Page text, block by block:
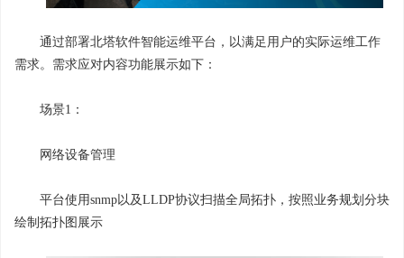
通过部署北塔软件智能运维平台，以满足用户的实际运维工作
需求。需求应对内容功能展示如下：
场景1：
网络设备管理
平台使用snmp以及LLDP协议扫描全局拓扑，按照业务规划分块
绘制拓扑图展示